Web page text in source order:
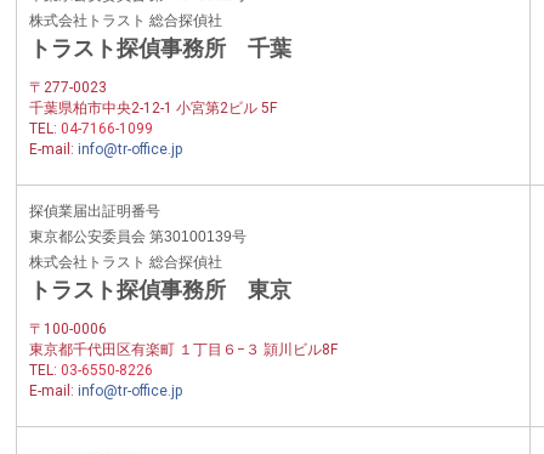
株式会社トラスト 総合探偵社
トラスト探偵事務所 千葉
〒277-0023
千葉県柏市中央2-12-1 小宮第2ビル 5F
TEL:04-7166-1099
E-mail:info@tr-office.jp
探偵業届出証明番号
東京都公安委員会 第30100139号
株式会社トラスト 総合探偵社
トラスト探偵事務所 東京
〒100-0006
東京都千代田区有楽町 １丁目６−３ 頴川ビル8F
TEL:03-6550-8226
E-mail:info@tr-office.jp